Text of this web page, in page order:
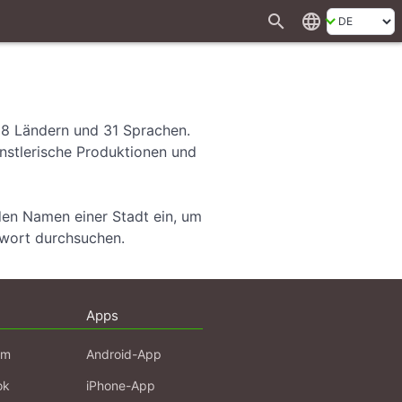
search language
Ländern und 31 Sprachen.
Produktionen und
Namen einer Stadt ein, um
durchsuchen.
Apps
Android-App
iPhone-App